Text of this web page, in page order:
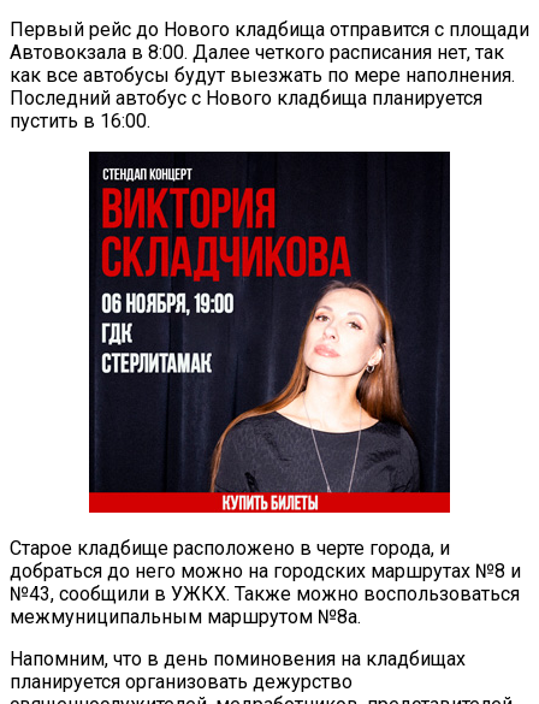
Первый рейс до Нового кладбища отправится с площади
Автовокзала в 8:00. Далее четкого расписания нет, так
как все автобусы будут выезжать по мере наполнения.
Последний автобус с Нового кладбища планируется
пустить в 16:00.
Старое кладбище расположено в черте города, и
добраться до него можно на городских маршрутах №8 и
№43, сообщили в УЖКХ. Также можно воспользоваться
межмуниципальным маршрутом №8а.
Напомним, что в день поминовения на кладбищах
планируется организовать дежурство